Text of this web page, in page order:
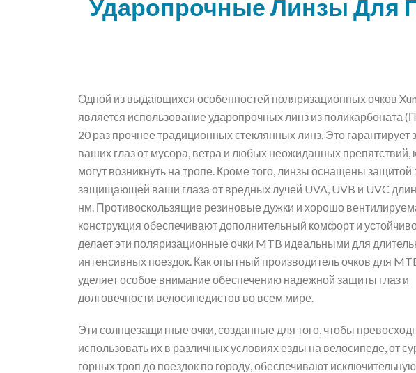
Ударопрочные Линзы Для
Одной из выдающихся особенностей поляризационных очков
является использование ударопрочных линз из поликарбоната
20 раз прочнее традиционных стеклянных линз. Это гарантирует
ваших глаз от мусора, ветра и любых неожиданных препятствий,
могут возникнуть на тропе. Кроме того, линзы оснащены защитой
защищающей ваши глаза от вредных лучей UVA, UVB и UVC
нм. Противоскользящие резиновые дужки и хорошо
конструкция обеспечивают дополнительный комфорт и
делает эти поляризационные очки MTB идеальными для
интенсивных поездок. Как опытный производитель очков для
уделяет особое внимание обеспечению надежной защиты глаз и
долговечности велосипедистов во всем мире.
Эти солнцезащитные очки, созданные для того, чтобы
использовать их в различных условиях езды на велосипеде, от
горных троп до поездок по городу, обеспечивают исключительную